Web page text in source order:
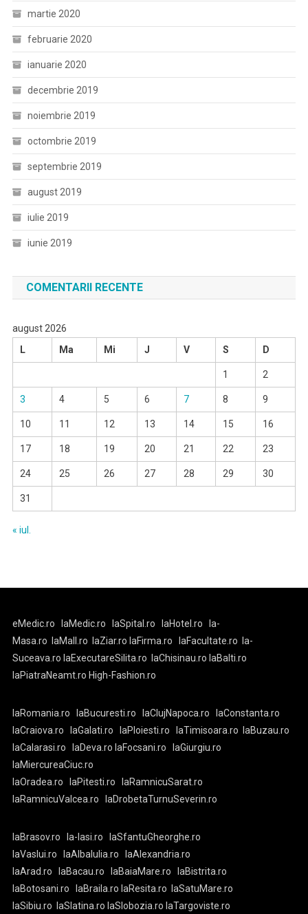
martie 2020
februarie 2020
ianuarie 2020
decembrie 2019
noiembrie 2019
octombrie 2019
septembrie 2019
august 2019
iulie 2019
iunie 2019
COMENTARII RECENTE
august 2026
L
Ma Mi J V S D
1 2
3 4 5 6 7 8 9
10 11 12 13 14 15 16
17 18 19 20 21 22 23
24 25 26 27 28 29 30
31
« iul.
eMedic.ro laMedic.ro laSpital.ro laHotel.ro
la-
Masa.ro
laMall.ro laZiar.ro laFirma.ro laFacultate.ro
la-
Suceava.ro laExecutareSilita.ro laChisinau.ro laBalti.ro
laPiatraNeamt.ro High-Fashion.ro
laRomania.ro laBucuresti.ro laClujNapoca.ro
laConstanta.ro
laCraiova.ro
laGalati.ro laPloiesti.ro laTimisoara.ro
laBuzau.ro
laCalarasi.ro
laDeva.ro laFocsani.ro
laGiurgiu.ro
laMiercureaCiuc.ro
laOradea.ro
laPitesti.ro
laRamnicuSarat.ro
laRamnicuValcea.ro
laDrobetaTurnuSeverin.ro
laBrasov.ro la-Iasi.ro
laSfantuGheorghe.ro
laVaslui.ro
laAlbaIulia.ro
laAlexandria.ro
laArad.ro
laBacau.ro laBaiaMare.ro
laBistrita.ro
laBotosani.ro
laBraila.ro laResita.ro
laSatuMare.ro
laSibiu.ro
laSlatina.ro laSlobozia.ro laTargoviste.ro